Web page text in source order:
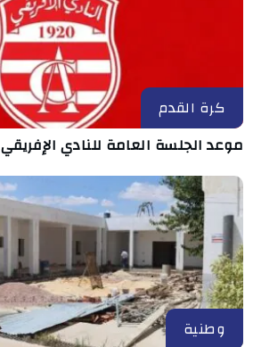
كرة القدم
موعد الجلسة العامة للنادي الإفريقي
وطنية